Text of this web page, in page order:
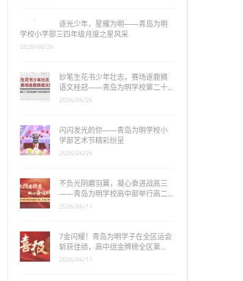
逐光少年，星耀为明——青岛为明
学校小学部三四年级月度之星风采
2026/06/26
妙笔生花书少年壮志，赛场逐鹿摘
语文桂冠——青岛为明学校第二十…
2026/06/26
闪闪发光的你——青岛为明学校小
学部艺术节精彩纷呈
2026/06/26
不负光阴磨羽翼，凝心奋进战高三
——青岛为明学校高中部举行高二…
2026/06/11
7金闪耀！青岛为明学子在全区运会
斩获佳绩，高中组金牌榜全区第…
2026/06/11